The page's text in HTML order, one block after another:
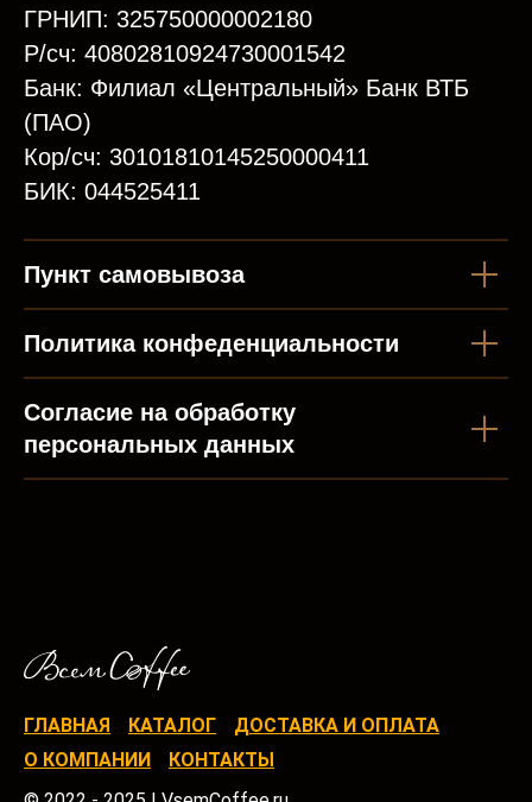
ГРНИП: 325750000002180
Р/сч: 40802810924730001542
Банк: Филиал «Центральный» Банк ВТБ
(ПАО)
Кор/сч: 30101810145250000411
БИК: 044525411
Пункт самовывоза
Политика конфеденциальности
Согласие на обработку
персональных данных
ГЛАВНАЯ КАТАЛОГ
ДОСТАВКА И ОПЛАТА
О КОМПАНИИ
КОНТАКТЫ